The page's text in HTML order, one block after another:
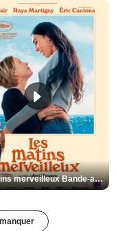
Les Matins merveilleux Bande-annonce VF